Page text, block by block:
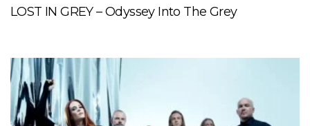
LOST IN GREY – Odyssey Into The Grey